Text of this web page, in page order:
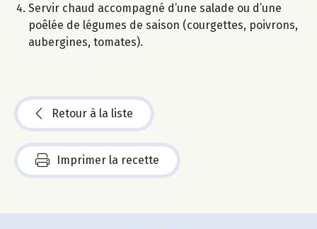
Servir chaud accompagné d’une salade ou d’une
poêlée de légumes de saison (courgettes, poivrons,
aubergines, tomates).
Retour à la liste
Imprimer la recette